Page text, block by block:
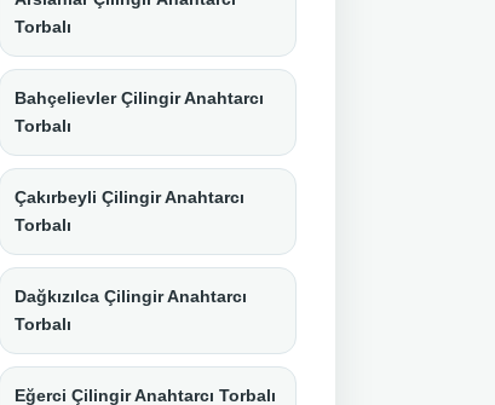
Torbalı
Bahçelievler Çilingir Anahtarcı
Torbalı
Çakırbeyli Çilingir Anahtarcı
Torbalı
Dağkızılca Çilingir Anahtarcı
Torbalı
Eğerci Çilingir Anahtarcı Torbalı